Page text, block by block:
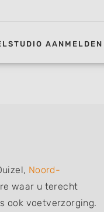
AANMELDEN
Noord-
waar u terecht
ook voetverzorging.